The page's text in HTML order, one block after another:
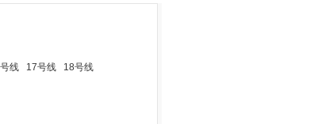
线 17号线 18号线